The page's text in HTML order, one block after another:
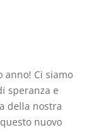
Ci siamo
speranza e
della nostra
nuovo